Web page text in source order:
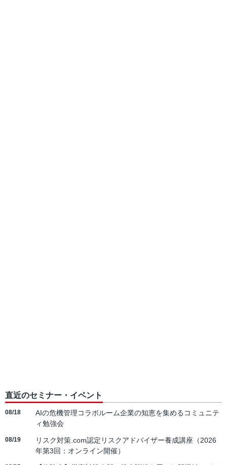
直近のセミナー・イベント
08/18
AIの危機管理コラボルーム企業の知恵を集めるコミュニテ
ィ勉強会
08/19
リスク対策.com認定リスクアドバイザー養成講座（2026
年第3回：オンライン開催）